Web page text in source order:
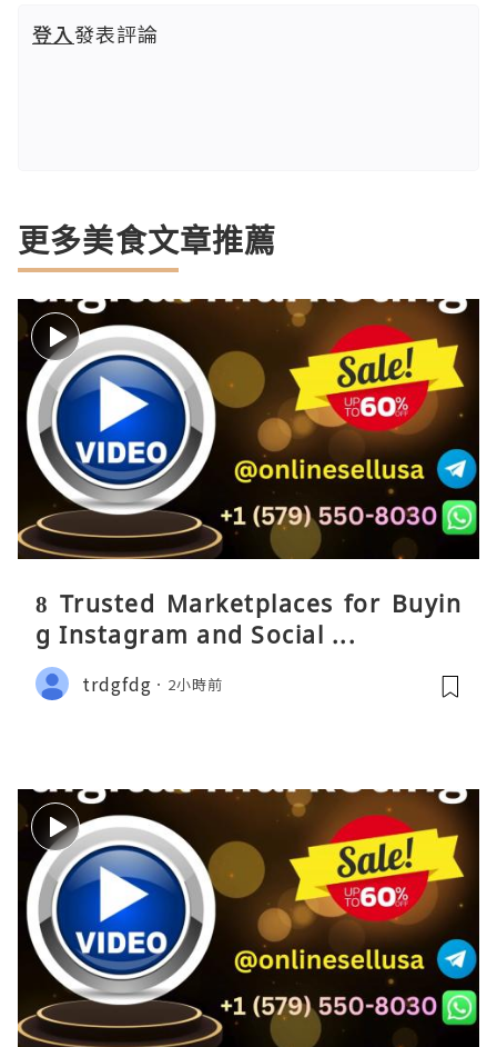
登入發表評論
更多美食文章推薦
8 Trusted Marketplaces for Buyin
g Instagram and Social ...
trdgfdg 2小時前